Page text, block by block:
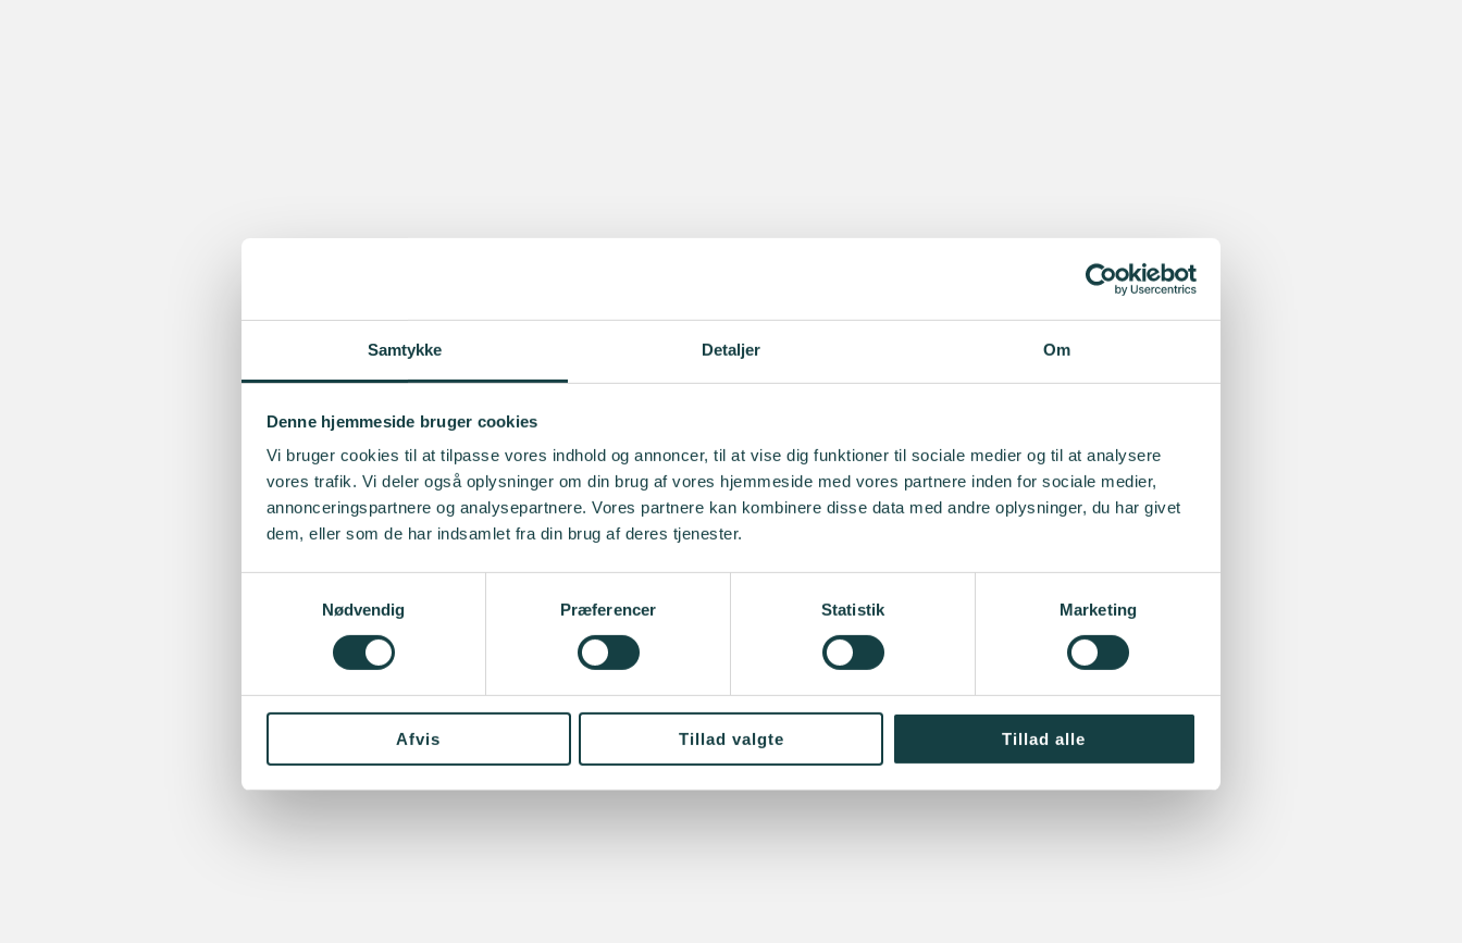
Samtykke Detaljer Om
Denne hjemmeside bruger cookies
Vi bruger cookies til at tilpasse vores indhold og annoncer, til at vise dig funktioner til sociale medier og til at analysere
vores trafik. Vi deler også oplysninger om din brug af vores hjemmeside med vores partnere inden for sociale medier,
annonceringspartnere og analysepartnere. Vores partnere kan kombinere disse data med andre oplysninger, du har givet
dem, eller som de har indsamlet fra din brug af deres tjenester.
Nødvendig
Præferencer Statistik Marketing
Afvis Tillad valgte Tillad alle